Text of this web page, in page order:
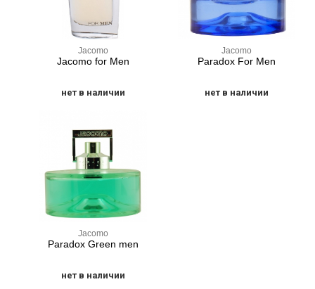
Jacomo
Jacomo for Men
нет в наличии
Jacomo
Paradox For Men
нет в наличии
Jacomo
Paradox Green men
нет в наличии